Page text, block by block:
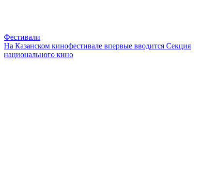
Фестивали
На Казанском кинофестивале впервые вводится Секция
национального кино